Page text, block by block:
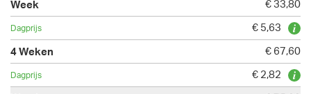
€ 33,80
€ 5,63
€ 67,60
€ 2,82